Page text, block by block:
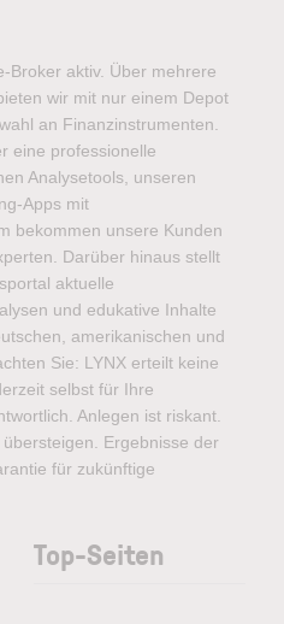
Broker aktiv. Über mehrere
wir mit nur einem Depot
an Finanzinstrumenten.
eine professionelle
Analysetools, unseren
Apps mit
bekommen unsere Kunden
Darüber hinaus stellt
aktuelle
und edukative Inhalte
amerikanischen und
Sie: LYNX erteilt keine
selbst für Ihre
Anlegen ist riskant.
Ergebnisse der
für zukünftige
Top-Seiten